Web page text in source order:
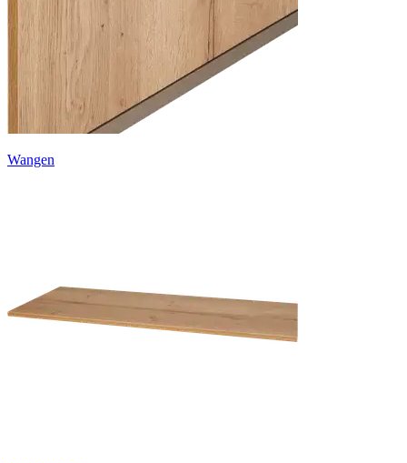
Wangen